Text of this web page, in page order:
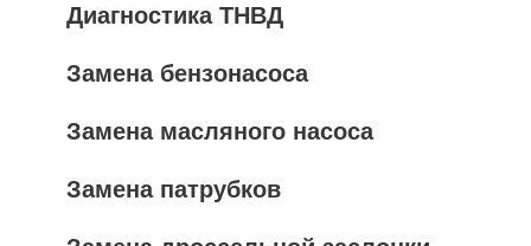
Диагностика ТНВД
Замена бензонасоса
Замена масляного насоса
Замена патрубков